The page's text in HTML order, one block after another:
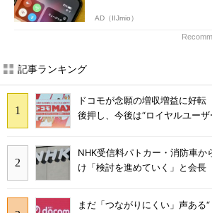
AD（IIJmio）
記事ランキング
ドコモが念願の増収増益に好
後押し、今後は“ロイヤルユーザ
NHK受信料パトカー・消防車か
け「検討を進めていく」と会長
まだ「つながりにくい」声ある